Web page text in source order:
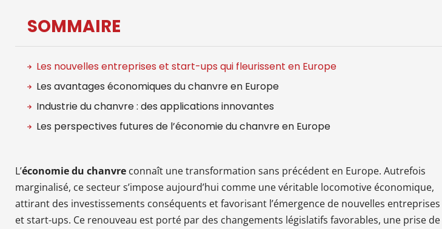
SOMMAIRE
Les nouvelles entreprises et start-ups qui fleurissent en Europe
Les avantages économiques du chanvre en Europe
Industrie du chanvre : des applications innovantes
Les perspectives futures de l’économie du chanvre en Europe
L’économie du chanvre connaît une transformation sans précédent en Europe. Autrefois
marginalisé, ce secteur s’impose aujourd’hui comme une véritable locomotive économique,
attirant des investissements conséquents et favorisant l’émergence de nouvelles entreprises
et start-ups. Ce renouveau est porté par des changements législatifs favorables, une prise de